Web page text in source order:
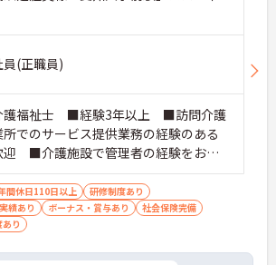
員(正職員)
福祉士 ■経験3年以上 ■訪問介護
所でのサービス提供業務の経験のある
迎 ■介護施設で管理者の経験をお持
方歓迎
間休日110日以上
研修制度あり
績あり
ボーナス・賞与あり
社会保険完備
り